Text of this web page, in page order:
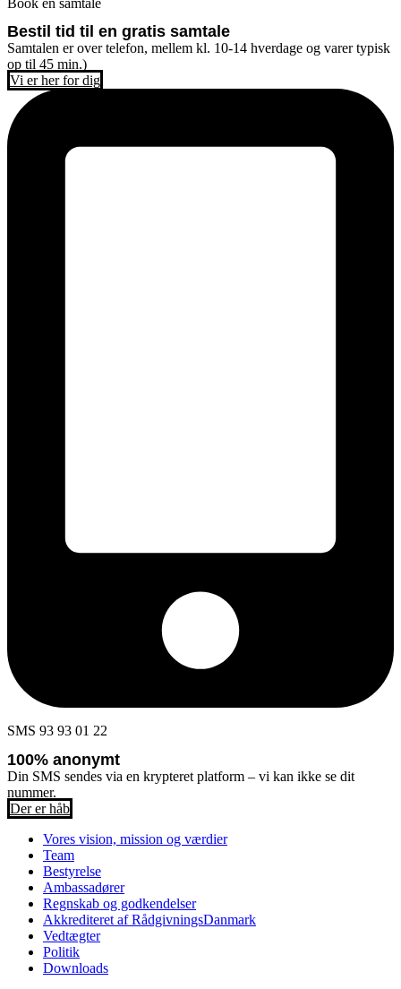
Bestil tid til en gratis samtale
Samtalen er over telefon, mellem kl. 10-14 hverdage og varer typisk
op til 45 min.)
Vi er her for dig
SMS 93 93 01 22
100% anonymt
Din SMS sendes via en krypteret platform – vi kan ikke se dit
nummer.
Der er håb
Vores vision, mission og værdier
Team
Bestyrelse
Ambassadører
Regnskab og godkendelser
Akkrediteret af RådgivningsDanmark
Vedtægter
Politik
Downloads